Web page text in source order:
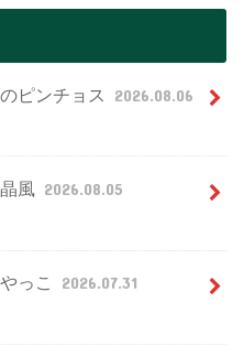
ピンチョス 2026.08.06
風 2026.08.05
っこ 2026.07.31